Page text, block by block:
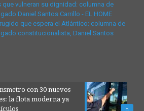
vulneran su dignidad: columna de
Daniel Santos Carrillo - EL HOME
que espera el Atlántico: columna de
constitucionalista, Daniel Santos
con 30 nuevos
la flota moderna ya